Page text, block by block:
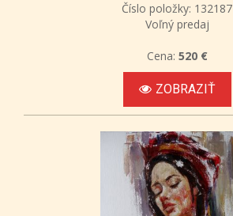
Číslo položky: 132187
Voľný predaj
Cena: 520 €
ZOBRAZIŤ